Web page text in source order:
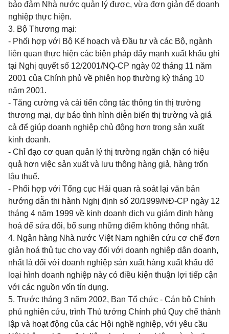
bảo đảm Nhà nước quản lý được, vừa đơn giản để doanh
nghiệp thực hiện.
3. Bộ Thương mại:
- Phối hợp với Bộ Kế hoạch và Đầu tư và các Bộ, ngành
liên quan thực hiện các biện pháp đẩy mạnh xuất khẩu ghi
tại Nghị quyết số 12/2001/NQ-CP ngày 02 tháng 11 năm
2001 của Chính phủ về phiên họp thường kỳ tháng 10
năm 2001.
- Tăng cường và cải tiến công tác thông tin thị trường
thương mại, dự báo tình hình diễn biến thị trường và giá
cả để giúp doanh nghiệp chủ động hơn trong sản xuất
kinh doanh.
- Chỉ đạo cơ quan quản lý thị trường ngăn chặn có hiệu
quả hơn việc sản xuất và lưu thông hàng giả, hàng trốn
lậu thuế.
- Phối hợp với Tổng cục Hải quan rà soát lại văn bản
hướng dẫn thi hành Nghị định số 20/1999/NĐ-CP ngày 12
tháng 4 năm 1999 về kinh doanh dịch vụ giám định hàng
hoá để sửa đổi, bổ sung những điểm không thống nhất.
4. Ngân hàng Nhà nước Việt Nam nghiên cứu cơ chế đơn
giản hoá thủ tục cho vay đối với doanh nghiệp dân doanh,
nhất là đối với doanh nghiệp sản xuất hàng xuất khẩu để
loại hình doanh nghiệp này có điều kiện thuận lợi tiếp cận
với các nguồn vốn tín dụng.
5. Trước tháng 3 năm 2002, Ban Tổ chức - Cán bộ Chính
phủ nghiên cứu, trình Thủ tướng Chính phủ Quy chế thành
lập và hoạt động của các Hội nghề nghiệp, với yêu cầu